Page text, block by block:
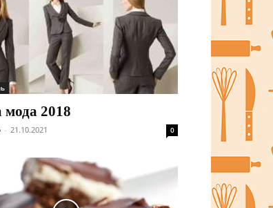
мода 2018
- 21.10.2021 0